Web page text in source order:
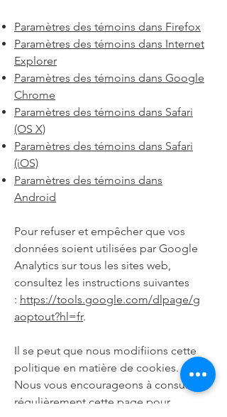
Paramètres des témoins dans Firefox
Paramètres des témoins dans Internet
Explorer
Paramètres des témoins dans Google
Chrome
Paramètres des témoins dans Safari
(OS X)
Paramètres des témoins dans Safari
(iOS)
Paramètres des témoins dans
Android
Pour refuser et empêcher que vos
données soient utilisées par Google
Analytics sur tous les sites web,
consultez les instructions suivantes
: https://tools.google.com/dlpage/g
aoptout?hl=fr.
Il se peut que nous modifiions cette
politique en matière de cookies.
Nous vous encourageons à consulter
régulièrement cette page pour